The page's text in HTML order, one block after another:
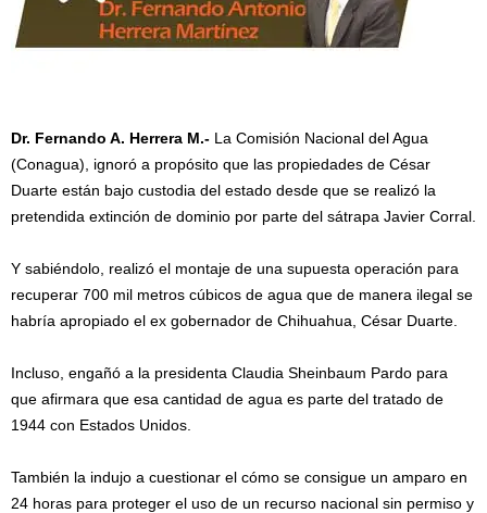
Dr. Fernando A. Herrera M.- La Comisión Nacional del Agua
(Conagua), ignoró a propósito que las propiedades de César
Duarte están bajo custodia del estado desde que se realizó la
pretendida extinción de dominio por parte del sátrapa Javier Corral.
Y sabiéndolo, realizó el montaje de una supuesta operación para
recuperar 700 mil metros cúbicos de agua que de manera ilegal se
habría apropiado el ex gobernador de Chihuahua, César Duarte.
Incluso, engañó a la presidenta Claudia Sheinbaum Pardo para
que afirmara que esa cantidad de agua es parte del tratado de
1944 con Estados Unidos.
También la indujo a cuestionar el cómo se consigue un amparo en
24 horas para proteger el uso de un recurso nacional sin permiso y